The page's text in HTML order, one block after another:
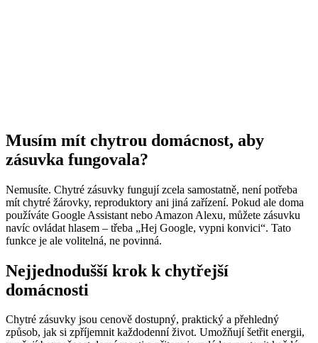
Musím mít chytrou domácnost, aby
zásuvka fungovala?
Nemusíte. Chytré zásuvky fungují zcela samostatně, není potřeba
mít chytré žárovky, reproduktory ani jiná zařízení. Pokud ale doma
používáte Google Assistant nebo Amazon Alexu, můžete zásuvku
navíc ovládat hlasem – třeba „Hej Google, vypni konvici“. Tato
funkce je ale volitelná, ne povinná.
Nejjednodušší krok k chytřejší
domácnosti
Chytré zásuvky jsou cenově dostupný, praktický a přehledný
způsob, jak si zpříjemnit každodenní život. Umožňují šetřit energii,